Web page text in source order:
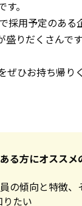
。
採用予定のある
りだくさんです
ぜひお持ち帰り
る方にオススメ
の傾向と特徴
りたい